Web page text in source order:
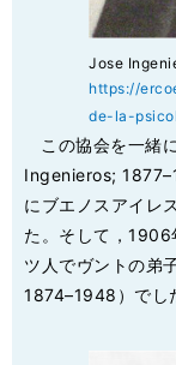
Jose
https://
de-la-
この協会を一緒
Ingenieros;
にブエノスアイレ
た。そして，1906
ツ人でヴントの弟
1874–1948）でし